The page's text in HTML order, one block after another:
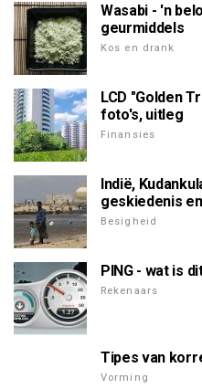
Wasabi - 'n
geurmiddels
Kos en drank
LCD "Golden
foto's, uitleg
Finansies
Indië,
geskiedenis
Besigheid
PING - wat is
Rekenaars
Tipes van
Vorming